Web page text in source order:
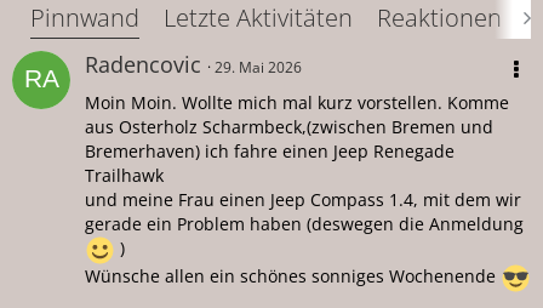
Pinnwand Letzte Aktivitäten Reaktionen
Radencovic 29. Mai 2026
Moin Moin. Wollte mich mal kurz vorstellen. Komme
aus Osterholz Scharmbeck,(zwischen Bremen und
Bremerhaven) ich fahre einen Jeep Renegade
Trailhawk
und meine Frau einen Jeep Compass 1.4, mit dem wir
gerade ein Problem haben (deswegen die Anmeldung
)
Wünsche allen ein schönes sonniges Wochenende